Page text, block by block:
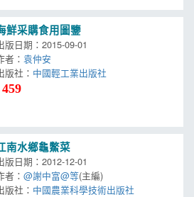
鮮采購食用圖鑒
版日期：2015-09-01
者：袁仲安
版社： 中國輕工業出版社
459
南水鄉龜鱉菜
版日期：2012-12-01
者：@謝中富@等(主編)
版社： 中國農業科學技術出版社